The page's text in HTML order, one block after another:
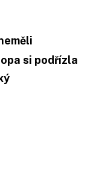
si podřízla